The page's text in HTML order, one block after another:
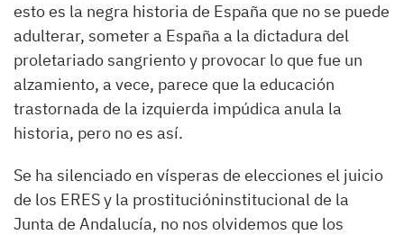
esto es la negra historia de España que no se puede
adulterar, someter a España a la dictadura del
proletariado sangriento y provocar lo que fue un
alzamiento, a vece, parece que la educación
trastornada de la izquierda impúdica anula la
historia, pero noes así.
Se ha silenciado en vísperas de elecciones el juicio
de los ERES y la prostitucióninstitucional de la
Junta de Andalucía, no nos olvidemos que los